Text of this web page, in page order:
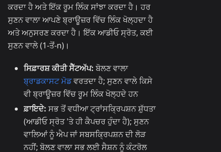
ਕਰਦਾ ਹੈ ਅਤੇ ਇੱਕ ਰੂਮ ਲਿੰਕ ਸਾਂਝਾ ਕਰਦਾ ਹੈ। ਹਰ
ਸੁਣਨ ਵਾਲਾ ਆਪਣੇ ਬ੍ਰਾਊਜ਼ਰ ਵਿੱਚ ਲਿੰਕ ਖੋਲ੍ਹਦਾ ਹੈ
ਅਤੇ ਅਨੁਸਰਣ ਕਰਦਾ ਹੈ। ਇੱਕ ਆਡੀਓ ਸ੍ਰੋਤ, ਕਈ
ਸੁਣਨ ਵਾਲੇ (1-ਤੋਂ-n)।
ਸਿਫ਼ਾਰਸ਼ ਕੀਤੀ ਸੈੱਟਅੱਪ: ਬੋਲਣ ਵਾਲਾ
ਬ੍ਰਾਡਕਾਸਟ ਮੋਡਵਰਤਦਾ ਹੈ; ਸੁਣਨ ਵਾਲੇ ਕਿਸੇ
ਵੀ ਬ੍ਰਾਊਜ਼ਰ ਵਿੱਚ ਰੂਮ ਲਿੰਕ ਖੋਲ੍ਹਦੇ ਹਨ
ਫ਼ਾਇਦੇ: ਸਭ ਤੋਂ ਵਧੀਆ ਟ੍ਰਾਂਸਕ੍ਰਿਪਸ਼ਨ ਸ਼ੁੱਧਤਾ
(ਆਡੀਓ ਸ੍ਰੋਤ 'ਤੇ ਹੀ ਕੈਪਚਰ ਹੁੰਦਾ ਹੈ); ਸੁਣਨ
ਵਾਲਿਆਂ ਨੂੰ ਐਪ ਜਾਂ ਸਬਸਕ੍ਰਿਪਸ਼ਨ ਦੀ ਲੋੜ
ਨਹੀਂ; ਬੋਲਣ ਵਾਲਾ ਸਭ ਲਈ ਸੈਸ਼ਨ ਨੂੰ ਕੰਟਰੋਲ